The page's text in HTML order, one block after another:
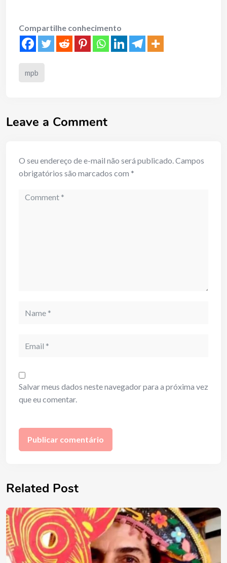
Compartilhe conhecimento
mpb
Leave a Comment
O seu endereço de e-mail não será publicado.Campos
obrigatórios são marcados com *
Comment
Salvar meus dados neste navegador para a próxima vez
que eu comentar.
Related Post